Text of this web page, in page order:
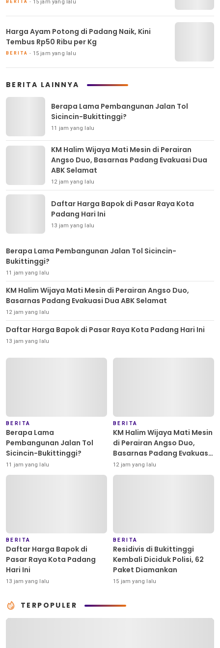
BERITA 15 jam yang lalu
Harga Ayam Potong di Padang Naik, Kini
Tembus Rp50 Ribu per Kg
BERITA 15 jam yang lalu
BERITA LAINNYA
Berapa Lama Pembangunan Jalan Tol
Sicincin-Bukittinggi?
11 jam yang lalu
KM Halim Wijaya Mati Mesin di Perairan
Angso Duo, Basarnas Padang Evakuasi Dua
ABK Selamat
12 jam yang lalu
Daftar Harga Bapok di Pasar Raya Kota
Padang Hari Ini
13 jam yang lalu
Berapa Lama Pembangunan Jalan Tol Sicincin-
Bukittinggi?
11 jam yang lalu
KM Halim Wijaya Mati Mesin di Perairan Angso Duo,
Basarnas Padang Evakuasi Dua ABK Selamat
12 jam yang lalu
Daftar Harga Bapok di Pasar Raya Kota Padang Hari Ini
13 jam yang lalu
BERITA
Berapa Lama
Pembangunan Jalan Tol
Sicincin-Bukittinggi?
11 jam yang lalu
BERITA
KM Halim Wijaya Mati Mesin
di Perairan Angso Duo,
Basarnas Padang Evakuasi
Dua ABK Selamat
12 jam yang lalu
BERITA
Daftar Harga Bapok di
Pasar Raya Kota Padang
Hari Ini
13 jam yang lalu
BERITA
Residivis di Bukittinggi
Kembali Diciduk Polisi, 62
Paket Diamankan
15 jam yang lalu
TERPOPULER